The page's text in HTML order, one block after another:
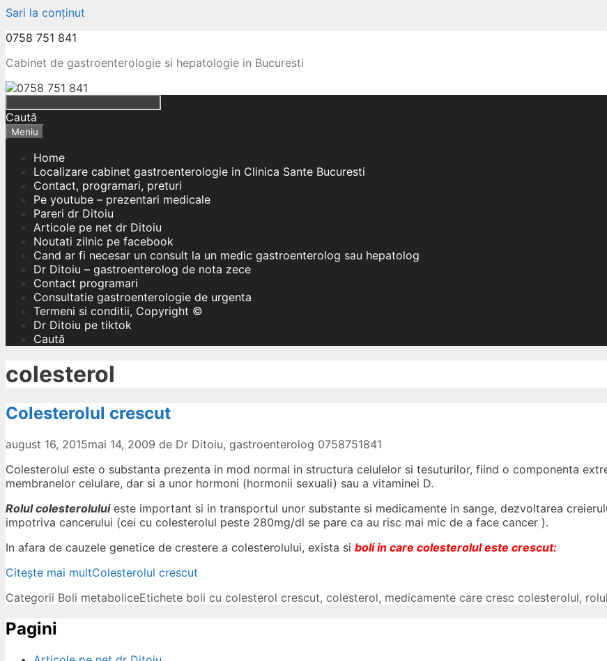
Sari la conținut
0758 751 841
Cabinet de gastroenterologie si hepatologie in Bucuresti
Caută
Meniu
Home
Localizare cabinet gastroenterologie in Clinica Sante Bucuresti
Contact, programari, preturi
Pe youtube – prezentari medicale
Pareri dr Ditoiu
Articole pe net dr Ditoiu
Noutati zilnic pe facebook
Cand ar fi necesar un consult la un medic gastroenterolog sau hepatolog
Dr Ditoiu – gastroenterolog de nota zece
Contact programari
Consultatie gastroenterologie de urgenta
Termeni si conditii, Copyright ©
Dr Ditoiu pe tiktok
Caută
colesterol
Colesterolul crescut
august 16, 2015mai 14, 2009 de Dr Ditoiu, gastroenterolog 0758751841
Colesterolul este o substanta prezenta in mod normal in structura celulelor si tesuturilor, fiind o componenta
membranelor celulare, dar si a unor hormoni (hormonii sexuali) sau a vitaminei D.
Rolul colesteroluluieste important si in transportul unor substante si medicamente in sange, dezvoltarea
impotriva cancerului (cei cu colesterolul peste 280mg/dl se pare ca au risc mai mic de a face cancer ).
In afara de cauzele genetice de crestere a colesterolului, exista si boli in care colesterolul este crescut:
Citește mai multColesterolul crescut
Categorii Boli metaboliceEtichete boli cu colesterol crescut, colesterol, medicamente care cresc colesterolul,
Pagini